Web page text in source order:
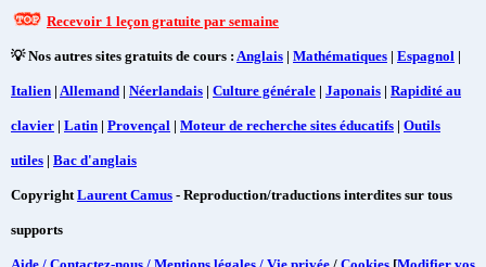
Recevoir 1 leçon gratuite par semaine
💡 Nos autres sites gratuits de cours : Anglais | Mathématiques | Espagnol |
Italien | Allemand | Néerlandais | Culture générale | Japonais | Rapidité au
clavier | Latin | Provençal | Moteur de recherche sites éducatifs | Outils
utiles | Bac d'anglais
CopyrightLaurent Camus - Reproduction/traductions interdites sur tous
supports